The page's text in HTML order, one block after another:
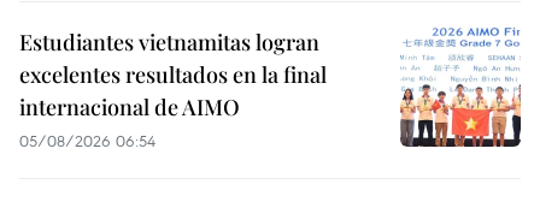
Estudiantes vietnamitas logran
excelentes resultados en la final
internacional de AIMO
05/08/2026 06:54